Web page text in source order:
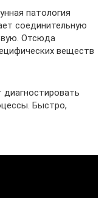
патология
соединительную
Отсюда
веществ
диагностировать
Быстро,